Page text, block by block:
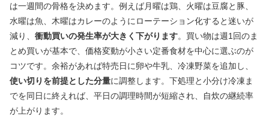
は一週間の骨格を決めます。例えば月曜は鶏、火曜は豆腐と豚、
水曜は魚、木曜はカレーのようにローテーション化すると迷いが
減り、 衝動買いの発生率が大きく下がります。買い物は週1回のま
とめ買いが基本で、価格変動が小さい定番食材を中心に選ぶのが
コツです。余裕があれば特売日に卵や牛乳、冷凍野菜を追加し、
使い切りを前提とした分量に調整します。下処理と小分け冷凍ま
でを同日に終えれば、平日の調理時間が短縮され、自炊の継続率
が上がります。